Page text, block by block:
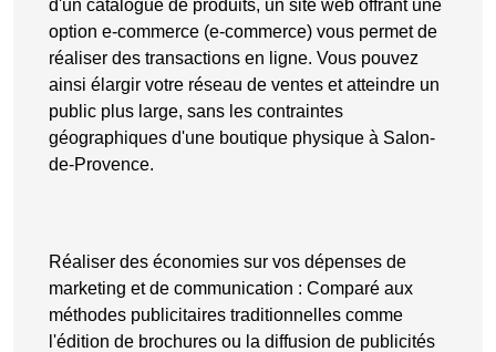
d'un catalogue de produits, un site web offrant une
option e-commerce (e-commerce) vous permet de
réaliser des transactions en ligne. Vous pouvez
ainsi élargir votre réseau de ventes et atteindre un
public plus large, sans les contraintes
géographiques d'une boutique physique à Salon-
de-Provence.
Réaliser des économies sur vos dépenses de
marketing et de communication : Comparé aux
méthodes publicitaires traditionnelles comme
l'édition de brochures ou la diffusion de publicités